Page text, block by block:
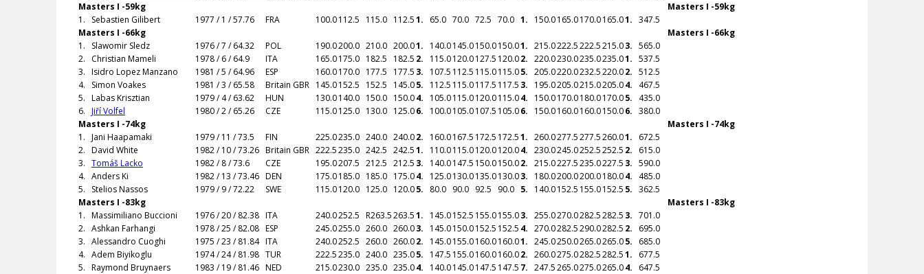
Masters I -59kg
Masters I -59kg
1.
Sebastien Gilibert 1977 / 1 / 57.76 FRA 100.0112.5 115.0 112.51. 65.0 70.0 72.5 70.0 1. 150.0165.0170.0165.01. 347.5
Masters I -66kg
Masters I -66kg
1.
Slawomir Sledz 1976 / 7 / 64.32 POL 190.0200.0 210.0 200.01. 140.0145.0150.0150.01. 215.0222.5222.5215.03. 565.0
2.
Christian Mameli 1978 / 6 / 64.9 ITA 165.0175.0 182.5 182.5 2. 115.0120.0127.5 120.02. 220.0230.0235.0235.01. 537.5
3. Isidro Lopez Manzano 1981 / 5 / 64.96 ESP 160.0170.0 177.5 177.5 3. 107.5 112.5 115.0115.05. 205.0220.0232.5220.02. 512.5
4.
Simon Voakes 1981 / 3 / 65.58 Britain GBR 145.0152.5 152.5 145.05. 112.5 115.0117.5 117.5 3. 195.0205.0215.0205.04.
467.5
5. Labas Krisztian 1979 / 4 / 63.62 HUN 130.0140.0 150.0 150.04. 105.0115.0120.0115.04. 150.0170.0180.0170.05.
435.0
6. Jiří Volfel 1980 / 2 / 65.26 CZE 115.0125.0 130.0 125.06. 100.0105.0107.5 105.06. 150.0160.0160.0150.06. 380.0
Masters I -74kg
Masters I -74kg
1. Jani Haapamaki 1979 / 11 / 73.5 FIN 225.0235.0 240.0 240.02. 160.0167.5 172.5 172.51. 260.0277.5277.5260.01.
672.5
2. David White 1982 / 10 / 73.26 Britain GBR 222.5235.0 242.5 242.51. 110.0115.0120.0120.04. 230.0245.0252.5252.5 2.
615.0
3. Tomáš Lacko 1982 / 8 / 73.6 CZE 195.0207.5 212.5 212.5 3. 140.0147.5 150.0150.02. 215.0227.5235.0227.5 3. 590.0
4. Anders Ki 1982 / 13 / 73.46 DEN 175.0185.0 185.0 175.04. 125.0130.0135.0130.03. 180.0200.0200.0180.04.
485.0
5.
Stelios Nassos 1979 / 9 / 72.22 SWE 115.0120.0 125.0 120.05. 80.0 90.0 92.5 90.0 5. 140.0152.5 155.0152.5 5. 362.5
Masters I -83kg
Masters I -83kg
1. Massimiliano Buccioni 1976 / 20 / 82.38 ITA 240.0252.5 R263.5263.51. 145.0152.5 155.0155.03. 255.0270.0282.5282.5 3. 701.0
2. Ashkan Farhangi 1978 / 25 / 82.08 ESP 245.0255.0 260.0 260.03. 145.0150.0152.5 152.5 4. 270.0282.5290.0282.5 2.
695.0
3. Alessandro Cuoghi 1975 / 23 / 81.84 ITA 240.0252.5 260.0 260.02. 145.0155.0160.0160.01. 245.0250.0265.0265.05.
685.0
4. Adem Biyikoglu 1974 / 24 / 81.98 TUR 222.5235.0 240.0 235.05. 147.5 155.0160.0160.02. 260.0275.0282.5282.51.
677.5
5. Raymond Bruynaers 1983 / 19 / 81.46 NED 215.0230.0 235.0 235.04. 140.0145.0147.5 147.5 7. 247.5265.0275.0265.04.
647.5